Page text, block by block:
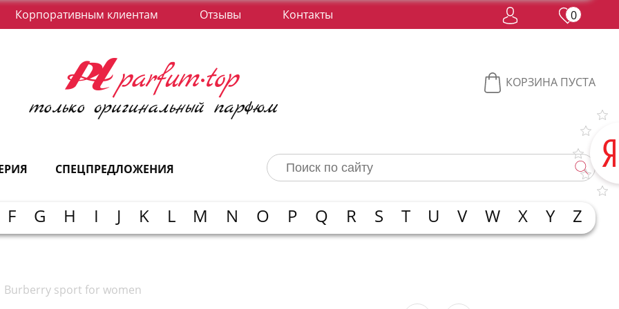
Корпоративным клиентам Отзывы Контакты 0
КОРЗИНА ПУСТА
СПЕЦПРЕДЛОЖЕНИЯ
F G H I J K L M N O P Q R S T U V W X Y Z
Burberry sport for women